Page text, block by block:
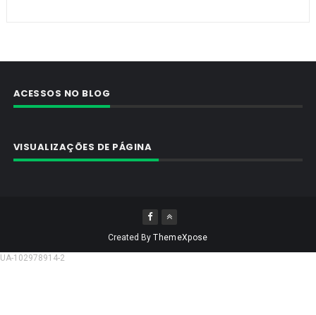
ACESSOS NO BLOG
VISUALIZAÇÕES DE PÁGINA
Created ByThemeXpose
UA-102978914-2